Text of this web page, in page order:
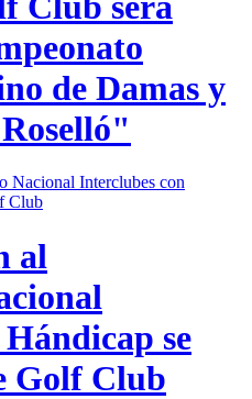
de Damas y
al
se
Golf Club